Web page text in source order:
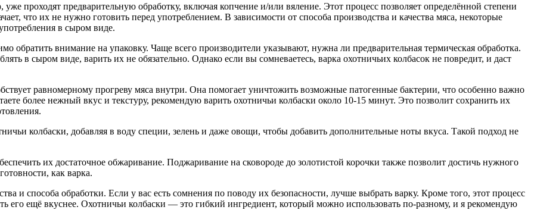
проходят предварительную обработку, включая копчение и/или вяление. Этот процесс позволяет определённой степени
что их не нужно готовить перед употреблением. В зависимости от способа производства и качества мяса, некоторые
в сыром виде.
обратить внимание на упаковку. Чаще всего производители указывают, нужна ли предварительная термическая обработка.
в сыром виде, варить их не обязательно. Однако если вы сомневаетесь, варка охотничьих колбасок не повредит, и даст
равномерному прогреву мяса внутри. Она помогает уничтожить возможные патогенные бактерии, что особенно важно
более нежный вкус и текстуру, рекомендую варить охотничьи колбаски около 10-15 минут. Это позволит сохранить их
колбаски, добавляя в воду специи, зелень и даже овощи, чтобы добавить дополнительные ноты вкуса. Такой подход не
их достаточное обжаривание. Поджаривание на сковороде до золотистой корочки также позволит достичь нужного
как варка.
и способа обработки. Если у вас есть сомнения по поводу их безопасности, лучше выбрать варку. Кроме того, этот процесс
его ещё вкуснее. Охотничьи колбаски — это гибкий ингредиент, который можно использовать по-разному, и я рекомендую